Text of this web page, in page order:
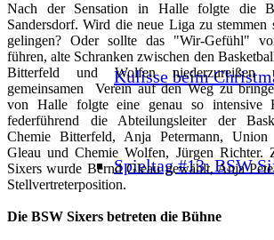
Kulisse beim
Spieltag #13: BSW
Nach der Sensation in Halle folgte die
Sandersdorf. Wird die neue Liga zu stemmen
gelingen? Oder sollte das "Wir-Gefühl"
führen, alte Schranken zwischen den
Bitterfeld und Wolfen niederzureißen
gemeinsamen Verein auf den Weg zu
von Halle folgte eine genau so intensive
federführend die Abteilungsleiter der
Chemie Bitterfeld, Anja Petermann, Union
Gleau und Chemie Wolfen, Jürgen Richter.
Sixers wurde Bernd Gleau gewählt, Anja
Stellvertreterposition.
Die BSW Sixers betreten die Bühne